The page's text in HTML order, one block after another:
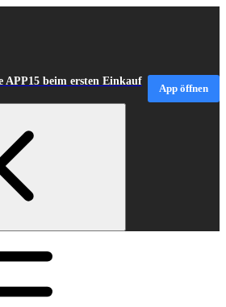
APP15 beim ersten Einkauf
App öffnen